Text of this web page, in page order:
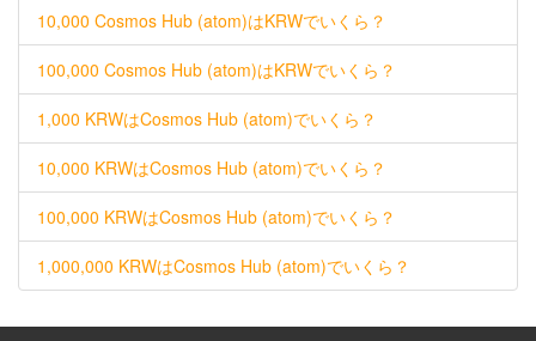
10,000 Cosmos Hub (atom)はKRWでいくら？
100,000 Cosmos Hub (atom)はKRWでいくら？
1,000 KRWはCosmos Hub (atom)でいくら？
10,000 KRWはCosmos Hub (atom)でいくら？
100,000 KRWはCosmos Hub (atom)でいくら？
1,000,000 KRWはCosmos Hub (atom)でいくら？